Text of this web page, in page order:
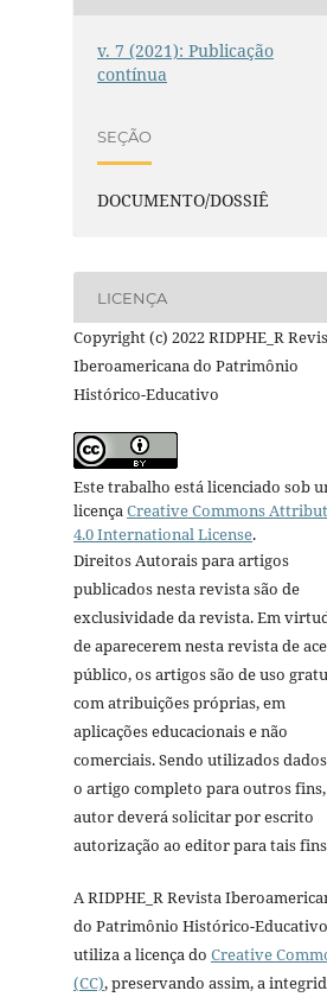
v. 7 (2021): Publicação
contínua
SEÇÃO
DOCUMENTO/DOSSIÊ
LICENÇA
Copyright (c) 2022 RIDPHE_R
Iberoamericana do Patrimônio
Histórico-Educativo
Este trabalho está licenciado sob
licençaCreative Commons
4.0 International License.
Direitos Autorais para artigos
publicados nesta revista são de
exclusividade da revista. Em
de aparecerem nesta revista de
público, os artigos são de uso
com atribuições próprias, em
aplicações educacionais e não
comerciais. Sendo utilizados
o artigo completo para outros
autor deverá solicitar por escrito
autorização ao editor para tais
A RIDPHE_R Revista
do Patrimônio Histórico-Educativo
utiliza a licença do Creative
(CC), preservando assim, a